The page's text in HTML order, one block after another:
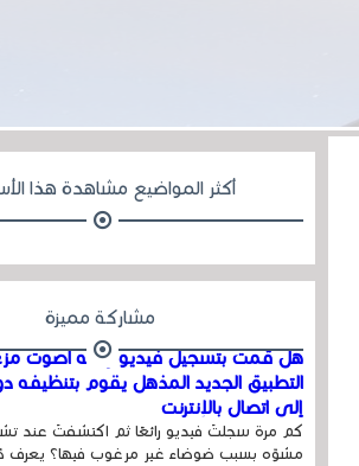
أكثر المواضيع مشاهدة هذا
مشاركة مميزة
هل قمت بتسجيل فيديو وفيه أصوت
التطبيق الجديد المذهل يقوم بتنظيفه
إلى اتصال بالإنترنت
كم مرة سجلتَ فيديو رائعًا ثم اكتشفتَ عند
مشوّه بسبب ضوضاء غير مرغوب فيها؟ يعرف